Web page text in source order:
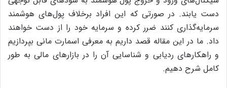
دست یابند. در صورتی که این افراد برخلاف پول‌های هوشمند
سرمایه‌گذاری کنند ضرر کرده و سرمایه خود را از دست خواهند
داد. ما در این مقاله قصد داریم به معرفی اسمارت مانی بپردازیم
و راهکارهای ردیابی و شناسایی آن را در بازارهای مالی به طور
کامل شرح دهیم.